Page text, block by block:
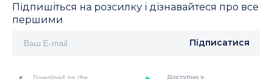
Підпишіться на розсилку і дізнавайтеся про все
першими
Підписатися